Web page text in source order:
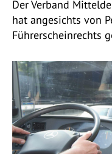
Der Verband
hat angesichts von
Führerscheinrechts